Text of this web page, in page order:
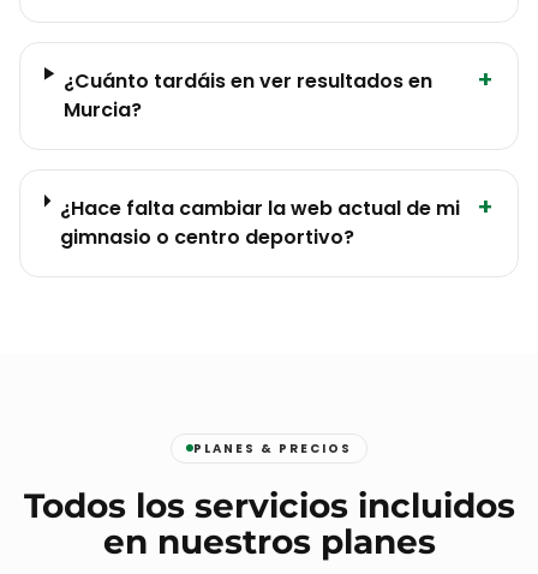
¿Cuánto tardáis en ver resultados en
Murcia?
+
¿Hace falta cambiar la web actual de mi
gimnasio o centro deportivo?
+
PLANES & PRECIOS
Todos los servicios incluidos
en nuestros planes